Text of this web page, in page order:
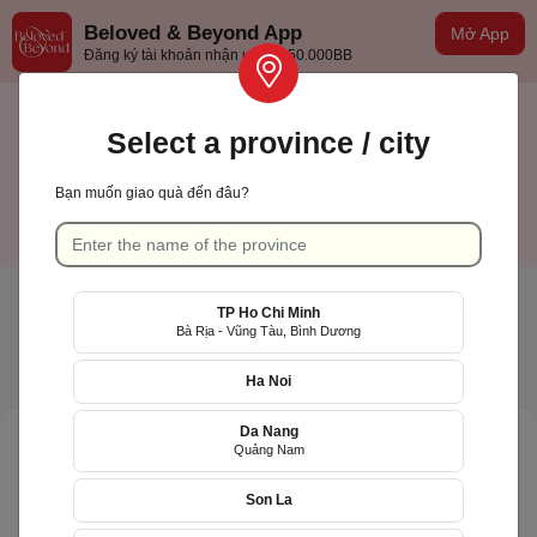
Mở App
Beloved & Beyond App
Đăng ký tài khoản nhận ưu đãi 50.000BB
TP Hồ Chí Minh
Select a province / city
Bạn muốn giao quà đến đâu?
TP Ho Chi Minh
Bà Rịa - Vũng Tàu, Bình Dương
Ha Noi
Da Nang
Quảng Nam
Son La